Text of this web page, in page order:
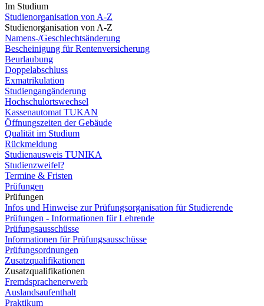
Im Studium
Studienorganisation von A-Z
Studienorganisation von A-Z
Namens-/Geschlechtsänderung
Bescheinigung für Rentenversicherung
Beurlaubung
Doppelabschluss
Exmatrikulation
Studiengangänderung
Hochschulortswechsel
Kassenautomat TUKAN
Öffnungszeiten der Gebäude
Qualität im Studium
Rückmeldung
Studienausweis TUNIKA
Studienzweifel?
Termine & Fristen
Prüfungen
Prüfungen
Infos und Hinweise zur Prüfungsorganisation für Studierende
Prüfungen - Informationen für Lehrende
Prüfungsausschüsse
Informationen für Prüfungsausschüsse
Prüfungsordnungen
Zusatzqualifikationen
Zusatzqualifikationen
Fremdsprachenerwerb
Auslandsaufenthalt
Praktikum